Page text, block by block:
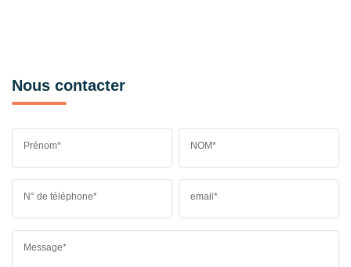
Nous contacter
Prénom* NOM*
N° de téléphone* email*
Message*